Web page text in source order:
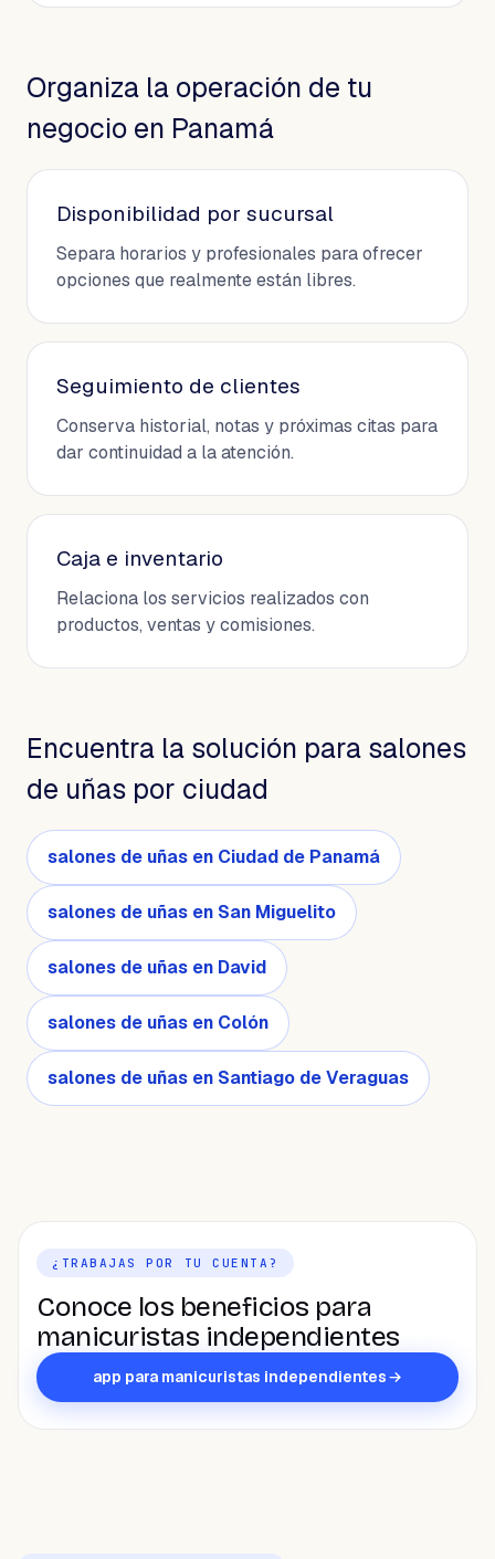
Organiza la operación de tu
negocio en Panamá
Disponibilidad por sucursal
Separa horarios y profesionales para ofrecer
opciones que realmente están libres.
Seguimiento de clientes
Conserva historial, notas y próximas citas para
dar continuidad a la atención.
Caja e inventario
Relaciona los servicios realizados con
productos, ventas y comisiones.
Encuentra la solución para salones
de uñas por ciudad
salones de uñas en Ciudad de Panamá
salones de uñas en San Miguelito
salones de uñas en David
salones de uñas en Colón
salones de uñas en Santiago de Veraguas
¿TRABAJAS POR TU CUENTA?
Conoce los beneficios para
manicuristas independientes
app para manicuristas independientes